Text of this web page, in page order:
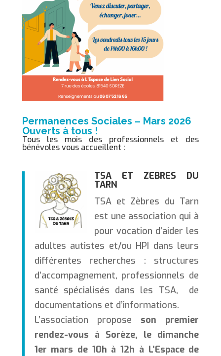
Permanences Sociales – Mars 2026
Ouverts à tous !
Tous les mois des professionnels et des
bénévoles vous accueillent :
TSA ET ZEBRES DU
TARN
TSA et Zèbres du Tarn
est une association qui à
pour vocation d’aider les
adultes autistes et/ou HPI dans leurs
différentes recherches : structures
d’accompagnement, professionnels de
santé spécialisés dans les TSA, de
documentations et d’informations.
L’association propose son premier
rendez-vous à Sorèze, le dimanche
1er mars de 10h à 12h à L’Espace de